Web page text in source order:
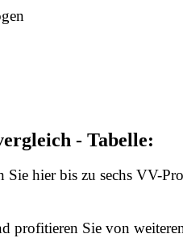
- Tabelle:
Sie hier bis zu sechs VV-
profitieren Sie von